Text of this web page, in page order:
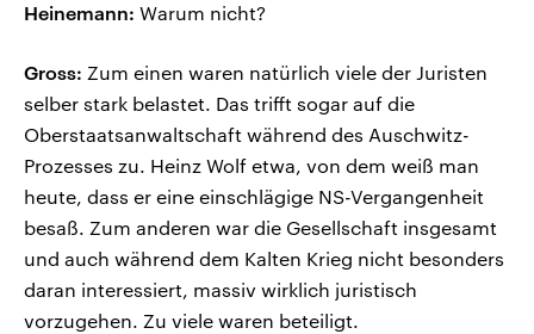
Heinemann: Warum nicht?
Gross: Zum einen waren natürlich viele der Juristen
selber stark belastet. Das trifft sogar auf die
Oberstaatsanwaltschaft während des Auschwitz-
Prozesses zu. Heinz Wolf etwa, von dem weiß man
heute, dass er eine einschlägige NS-Vergangenheit
besaß. Zum anderen war die Gesellschaft insgesamt
und auch während dem Kalten Krieg nicht besonders
daran interessiert, massiv wirklich juristisch
vorzugehen. Zu viele waren beteiligt.